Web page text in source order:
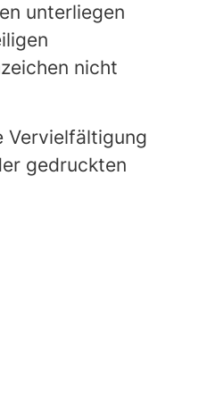
unterliegen
nicht
Vervielfältigung
gedruckten